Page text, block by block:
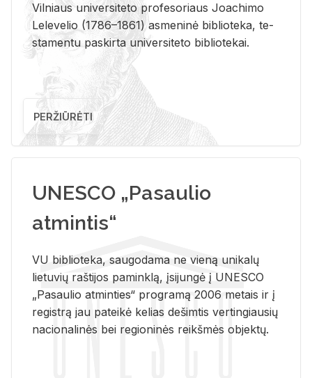
Vil­niaus uni­ver­si­te­to pro­fe­so­riaus Jo­a­chi­mo
Le­le­ve­lio (1786–1861) as­me­ni­nė bi­b­lio­te­ka, te­
sta­men­tu pa­skir­ta uni­ver­si­te­to bi­b­lio­te­kai.
PERŽIŪRĖTI
UNESCO „Pasaulio
atmintis“
VU biblioteka, saugodama ne vieną unikalų
lietuvių raštijos paminklą, įsijungė į UNESCO
„Pasaulio atminties“ programą 2006 metais ir į
registrą jau pateikė kelias dešimtis vertingiausių
nacionalinės bei regioninės reikšmės objektų.